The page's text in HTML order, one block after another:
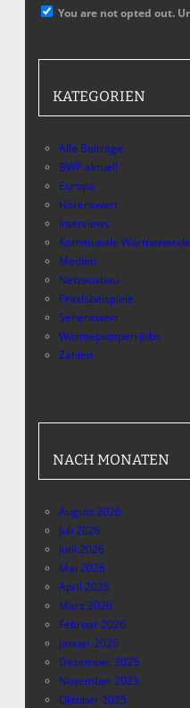
You are not opted out.
KATEGORIEN
Alle Beiträge
BWP aktuell
Europa
Hörenswert
Interviews
Kommunale Wärmewende
Medien
Netzausbau
Praxisbeispiele
Sehenswert
Wärmepumpen-Jobs
Zahlen
NACH MONATEN
August 2026
Juli 2026
Juni 2026
Mai 2026
April 2026
März 2026
Februar 2026
Januar 2026
Dezember 2025
November 2025
Oktober 2025